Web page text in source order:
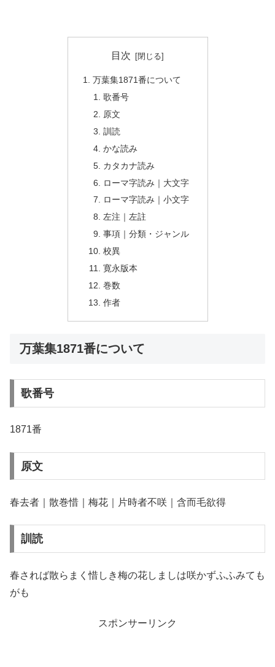
目次
万葉集1871番について
歌番号
原文
訓読
かな読み
カタカナ読み
ローマ字読み｜大文字
ローマ字読み｜小文字
左注｜左註
事項｜分類・ジャンル
校異
寛永版本
巻数
作者
万葉集1871番について
歌番号
1871番
原文
春去者｜散巻惜｜梅花｜片時者不咲｜含而毛欲得
訓読
春されば散らまく惜しき梅の花しましは咲かずふふみても
がも
スポンサーリンク